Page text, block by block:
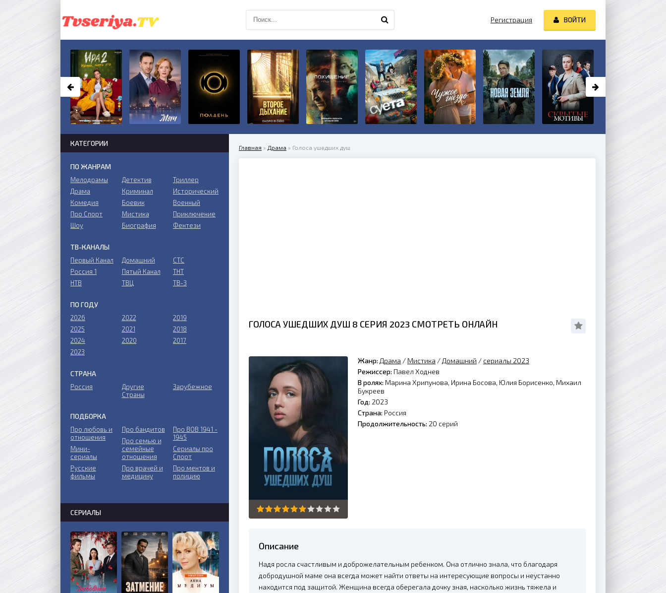
Главная » Драма » Голоса ушедших душ
ГОЛОСА УШЕДШИХ ДУШ 8 СЕРИЯ 2023 СМОТРЕТЬ ОНЛАЙН
Жанр: Драма / Мистика / Домашний / сериалы 2023
Режиссер: Павел Ходнев
В ролях: Марина Хрипунова, Ирина Босова, Юлия Борисенко, Михаил
Букреев
Год: 2023
Страна: Россия
Продолжительность: 20 серий
Описание
Надя росла счастливым и доброжелательным ребенком. Она отлично знала, что благодаря
добродушной маме она всегда может найти ответы на интересующие вопросы и неустанно
находится под защитой. Женщина всегда оберегала дочку зная, насколько жизнь тяжела и
КАТЕГОРИИ
ПО ЖАНРАМ
Мелодрамы
Драма
Комедия
Про Спорт
Шоу
Детектив
Криминал
Боевик
Мистика
Биография
Триллер
Исторический
Военный
Приключение
Фентези
ТВ-КАНАЛЫ
Первый Канал
Россия 1
НТВ
Домашний
Пятый Канал
ТВЦ
СТС
ТНТ
ТВ-3
ПО ГОДУ
2026
2025
2024
2023
2022
2021
2020
2019
2018
2017
СТРАНА
Россия
Другие
Страны
Зарубежное
ПОДБОРКА
Про любовь и
отношения
Мини-
сериалы
Русские
фильмы
Про бандитов
Пpo ceмью и
ceмeйныe
oтнoшeния
Пpo врачей и
медицину
Пpo ВОВ 1941 -
1945
Сериалы про
Спорт
Про ментов и
полицию
СЕРИАЛЫ
Регистрация ВОЙТИ